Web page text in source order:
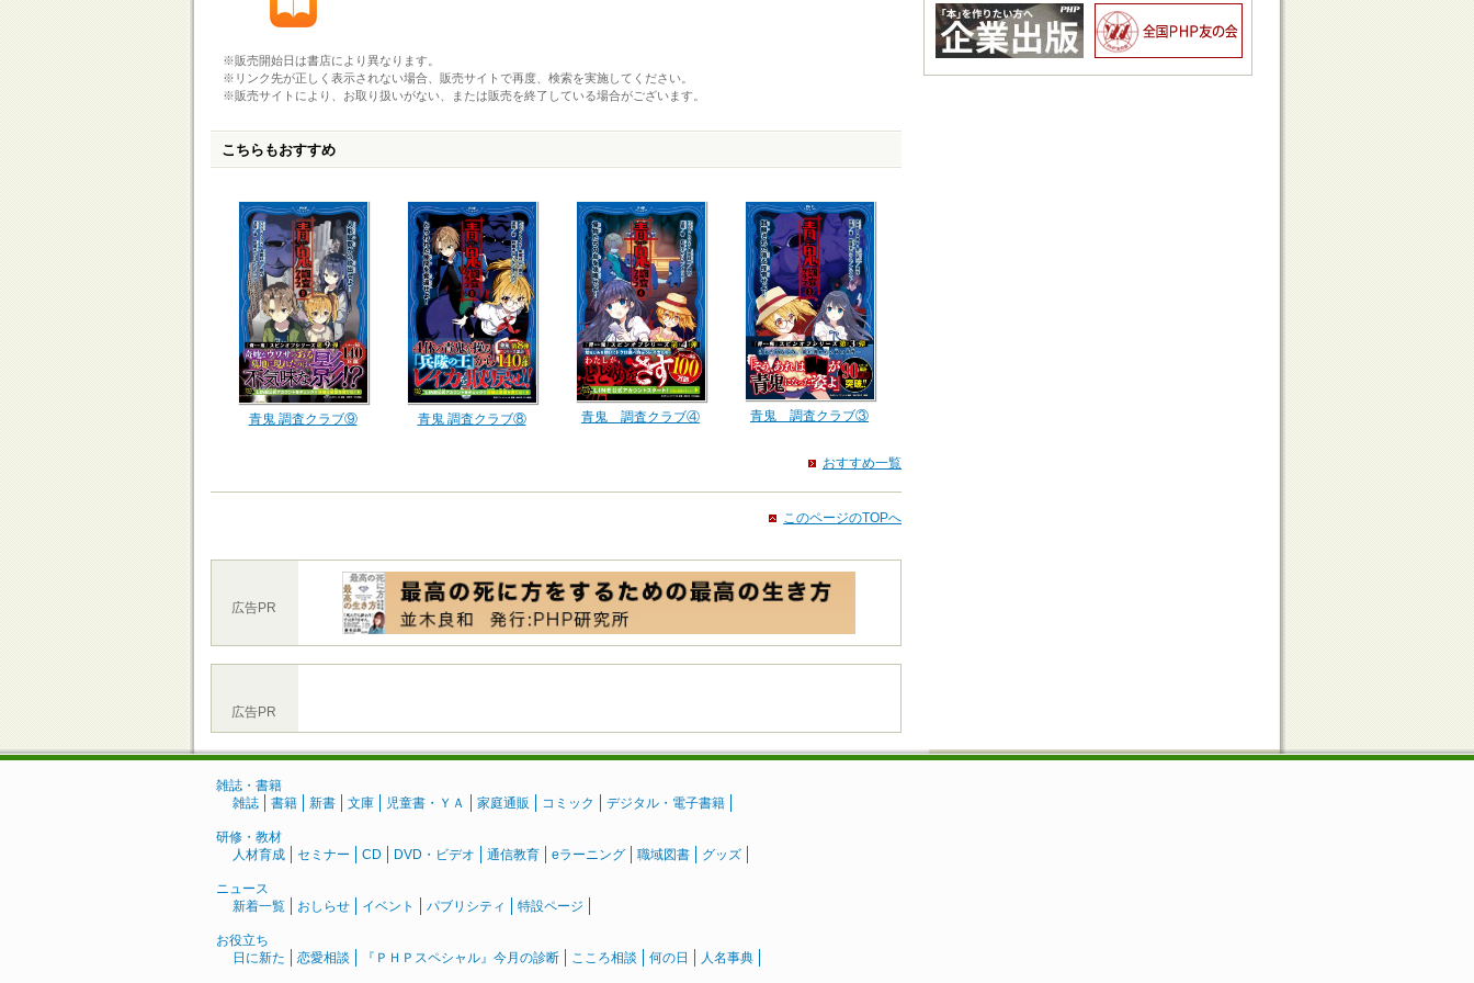
※販売開始日は書店により異なります。
※リンク先が正しく表示されない場合、販売サイトで再度、検索を実施してください。
※販売サイトにより、お取り扱いがない、または販売を終了している場合がございます。
こちらもおすすめ
青鬼 調査クラブ⑨ 青鬼 調査クラブ⑧ 青鬼 調査クラブ④ 青鬼 調査クラブ③
おすすめ一覧
このページのTOPへ
広告PR
広告PR
雑誌・書籍
雑誌
書籍 新書 文庫 児童書・ＹＡ 家庭通販 コミック デジタル・電子書籍
研修・教材
人材育成
セミナー CD DVD・ビデオ 通信教育 eラーニング 職域図書 グッズ
ニュース
新着一覧
おしらせ イベント パブリシティ 特設ページ
お役立ち
日に新た
恋愛相談 『ＰＨＰスペシャル』今月の診断 こころ相談 何の日 人名事典